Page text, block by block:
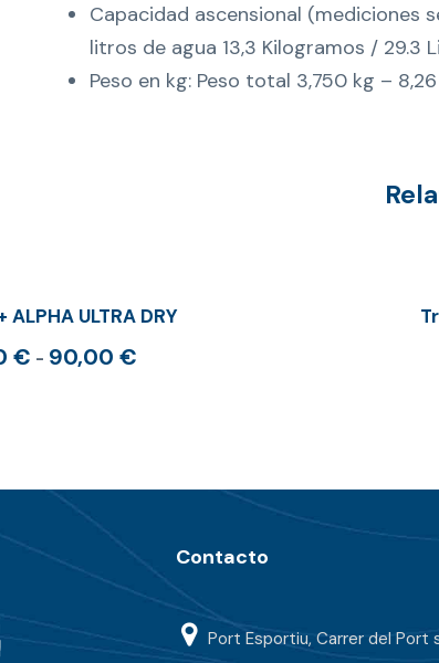
Capacidad ascensional (mediciones
litros de agua 13,3 Kilogramos / 29.3
Peso en kg: Peso total 3,750 kg –
ALPHA ULTRA DRY
€ - 90,00 €R
d
e
Contacto
Port Esportiu, Carrer del Port